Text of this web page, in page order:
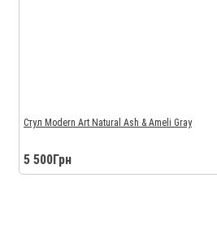
Стул Modern Art Natural Ash & Ameli Gray
5 500Грн